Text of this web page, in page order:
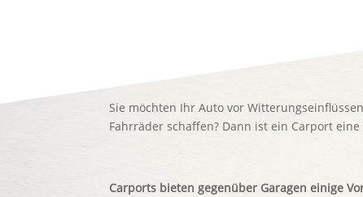
Sie möchten Ihr Auto vor
Fahrräder schaffen? Dann ist ein Carport
Carports bieten gegenüber Garagen einige